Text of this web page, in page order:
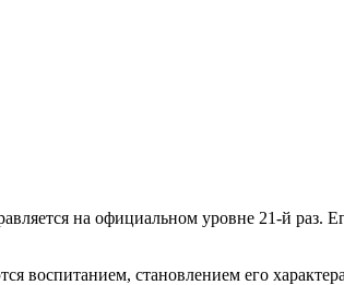
на официальном уровне 21-й раз.
воспитанием, становлением его